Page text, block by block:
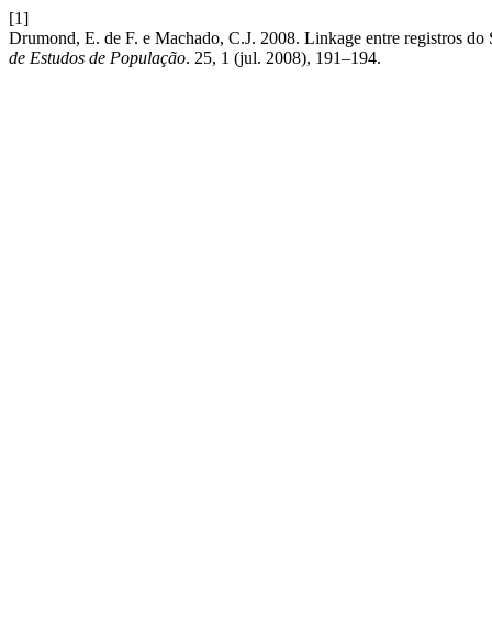
[1]
Drumond, E. de F. e Machado, C.J. 2008. Linkage entre registros
de Estudos de População. 25, 1 (jul. 2008), 191–194.